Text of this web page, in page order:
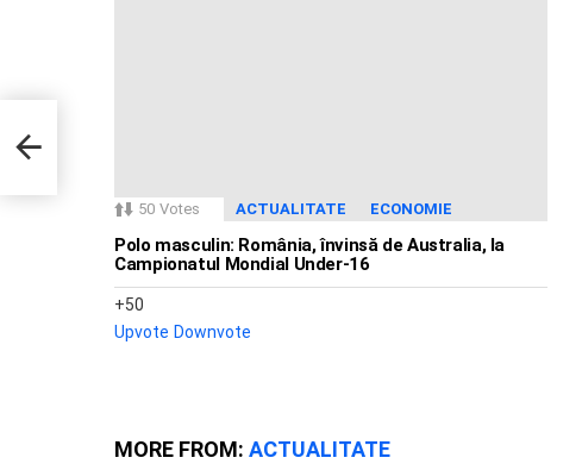
50 Votes ACTUALITATE ECONOMIE
Polo masculin: România, învinsă de Australia, la
Campionatul Mondial Under-16
50
Upvote Downvote
MORE FROM: ACTUALITATE